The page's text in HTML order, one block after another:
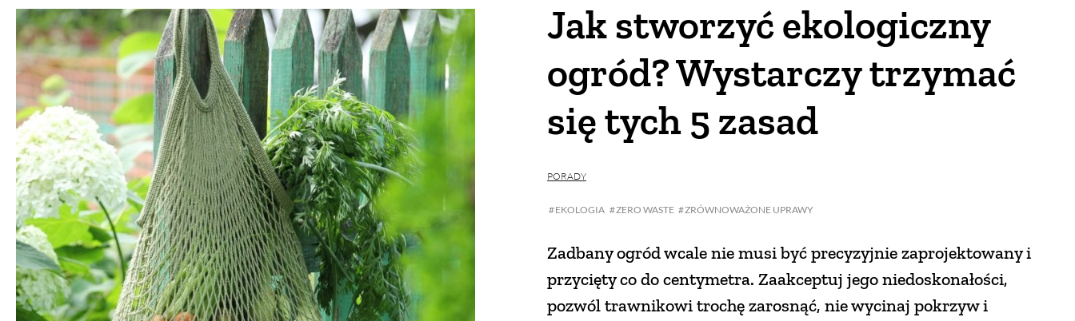
Jak stworzyć ekologiczny
ogród? Wystarczy trzymać
się tych 5 zasad
PORADY
EKOLOGIA ZERO WASTE ZRÓWNOWAŻONE UPRAWY
Zadbany ogród wcale nie musi być precyzyjnie zaprojektowany i
przycięty co do centymetra. Zaakceptuj jego niedoskonałości,
pozwól trawnikowi trochę zarosnąć, nie wycinaj pokrzyw i